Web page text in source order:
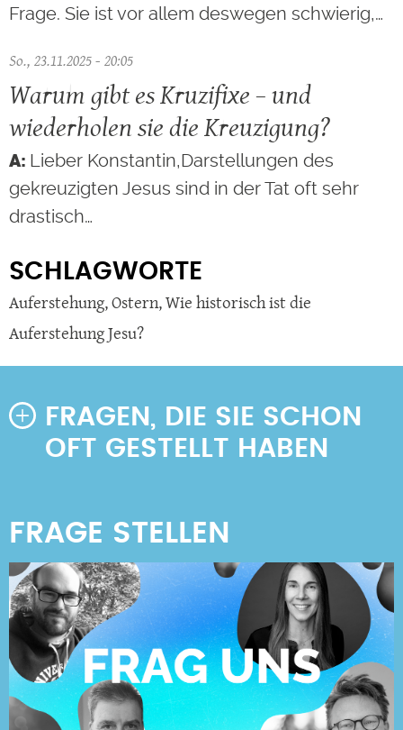
Frage. Sie ist vor allem deswegen schwierig,…
So., 23.11.2025 - 20:05
Warum gibt es Kruzifixe – und
wiederholen sie die Kreuzigung?
Lieber Konstantin,Darstellungen des
gekreuzigten Jesus sind in der Tat oft sehr
drastisch…
SCHLAGWORTE
Auferstehung,Ostern,Wie historisch ist die
Auferstehung Jesu?
FRAGEN, DIE SIE SCHON
OFT GESTELLT HABEN